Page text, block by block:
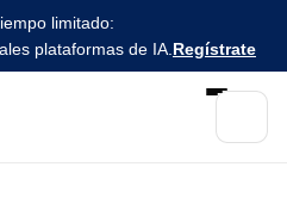
limitado:
plataformas de IA. Regístrate